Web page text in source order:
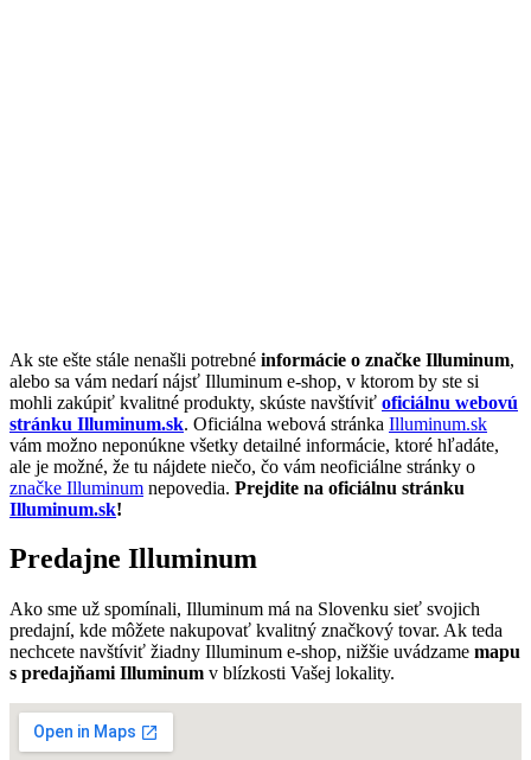
Ak ste ešte stále nenašli potrebné informácie o značke Illuminum,
alebo sa vám nedarí nájsť Illuminum e-shop, v ktorom by ste si
mohli zakúpiť kvalitné produkty, skúste navštíviť oficiálnu webovú
stránku Illuminum.sk. Oficiálna webová stránka Illuminum.sk
vám možno neponúkne všetky detailné informácie, ktoré hľadáte,
ale je možné, že tu nájdete niečo, čo vám neoficiálne stránky o
značke Illuminum nepovedia. Prejdite na oficiálnu stránku
Illuminum.sk!
Predajne Illuminum
Ako sme už spomínali, Illuminum má na Slovenku sieť svojich
predajní, kde môžete nakupovať kvalitný značkový tovar. Ak teda
nechcete navštíviť žiadny Illuminum e-shop, nižšie uvádzame mapu
s predajňami Illuminum v blízkosti Vašej lokality.